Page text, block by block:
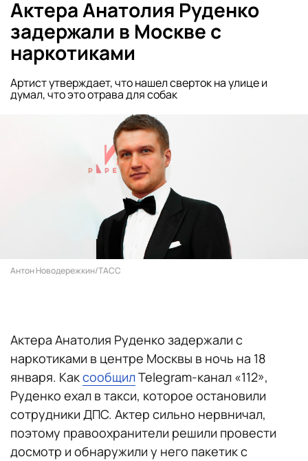
Актера Анатолия Руденко
задержали в Москве с
наркотиками
Артист утверждает, что нашел сверток на улице и
думал, что это отрава для собак
Антон Новодережкин/ТАСС
Актера Анатолия Руденко задержали с
наркотиками в центре Москвы в ночь на 18
января. КаксообщилTelegram-канал «112»,
Руденко ехал в такси, которое остановили
сотрудники ДПС. Актер сильно нервничал,
поэтому правоохранители решили провести
досмотр и обнаружили у него пакетик с